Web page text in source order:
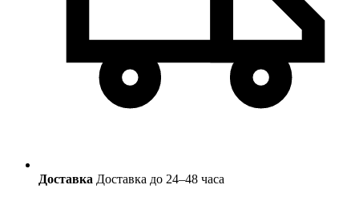
Доставка Доставка до 24–48 часа